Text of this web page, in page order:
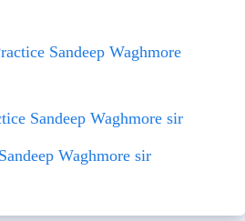
Sandeep Waghmore
Sandeep Waghmore sir
Waghmore sir